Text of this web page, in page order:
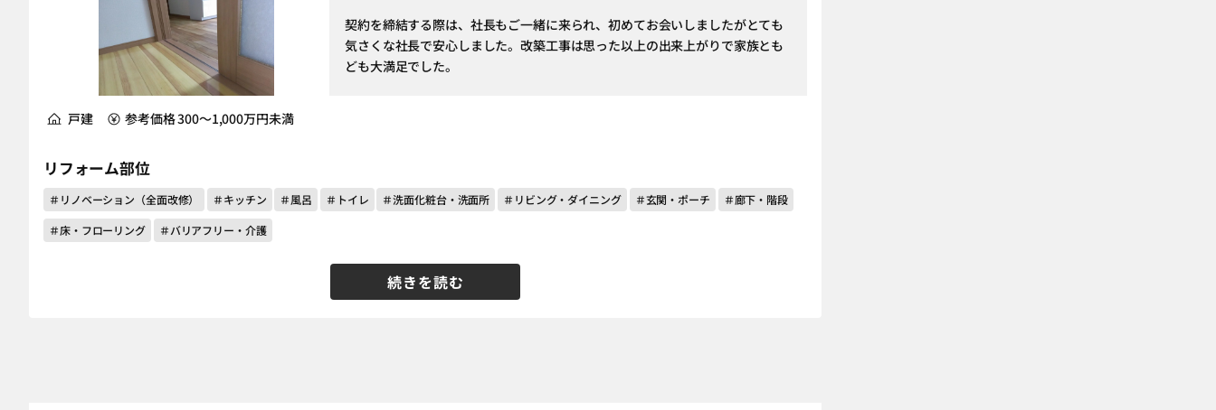
契約を締結する際は、社長もご一緒に来られ、初めてお会いしましたがとても
気さくな社長で安心しました。改築工事は思った以上の出来上がりで家族とも
ども大満足でした。
続きを読む
戸建 参考価格 300～1,000万円未満
リフォーム部位
＃リノベーション（全面改修） ＃キッチン ＃風呂 ＃トイレ ＃洗面化粧台・洗面所 ＃リビング・ダイニング ＃玄関・ポーチ
＃廊下・階段
＃床・フローリング
＃バリアフリー・介護